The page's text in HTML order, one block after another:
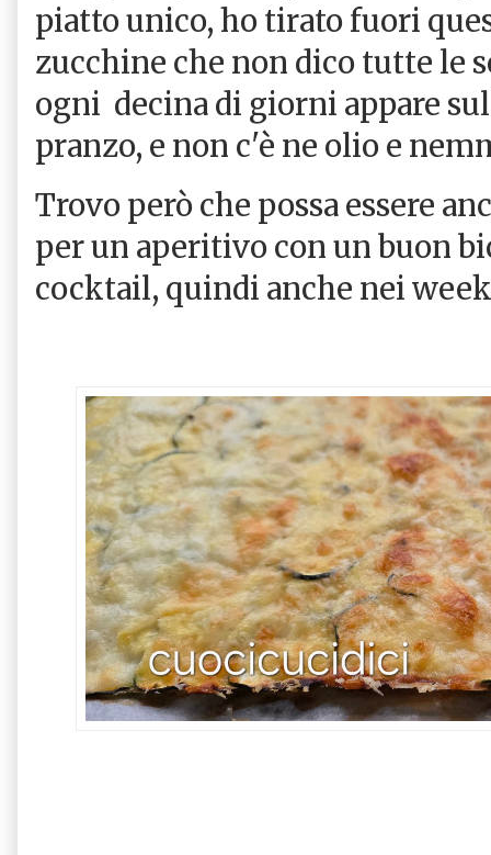
piatto unico, ho tirato fuori
zucchine che non dico tutte le
ogni decina di giorni appare
pranzo, e non c'è ne olio e
Trovo però che possa essere
per un aperitivo con un buon
cocktail, quindi anche nei